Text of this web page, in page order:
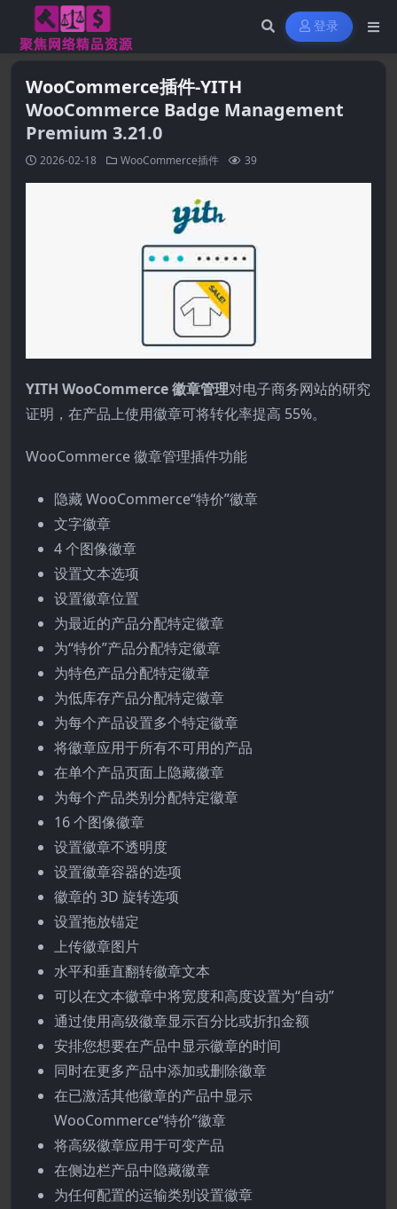
登录
WooCommerce插件-YITH
WooCommerce Badge Management
Premium 3.21.0
2026-02-18 WooCommerce插件 39
YITH WooCommerce 徽章管理对电子商务网站的研究
证明，在产品上使用徽章可将转化率提高 55%。
WooCommerce 徽章管理插件功能
隐藏 WooCommerce“特价”徽章
文字徽章
4 个图像徽章
设置文本选项
设置徽章位置
为最近的产品分配特定徽章
为“特价”产品分配特定徽章
为特色产品分配特定徽章
为低库存产品分配特定徽章
为每个产品设置多个特定徽章
将徽章应用于所有不可用的产品
在单个产品页面上隐藏徽章
为每个产品类别分配特定徽章
16 个图像徽章
设置徽章不透明度
设置徽章容器的选项
徽章的 3D 旋转选项
设置拖放锚定
上传徽章图片
水平和垂直翻转徽章文本
可以在文本徽章中将宽度和高度设置为“自动”
通过使用高级徽章显示百分比或折扣金额
安排您想要在产品中显示徽章的时间
同时在更多产品中添加或删除徽章
在已激活其他徽章的产品中显示
WooCommerce“特价”徽章
将高级徽章应用于可变产品
在侧边栏产品中隐藏徽章
为任何配置的运输类别设置徽章